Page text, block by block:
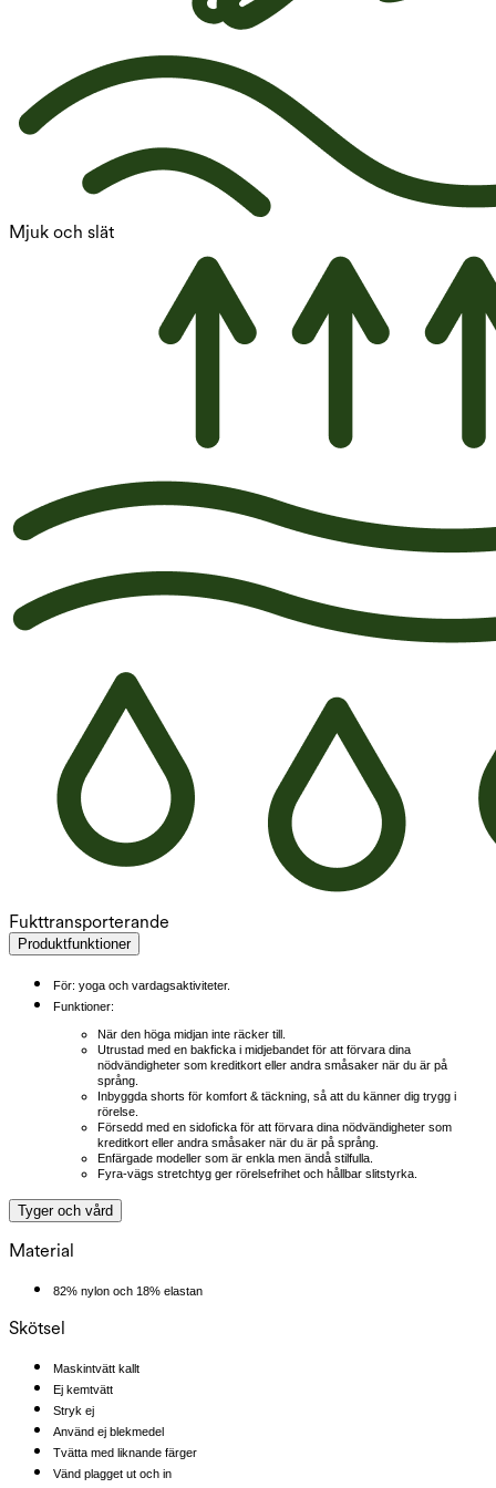
Mjuk och slät
Fukttransporterande
Produktfunktioner
För: yoga och vardagsaktiviteter.
Funktioner:
När den höga midjan inte räcker till.
Utrustad med en bakficka i midjebandet för att förvara dina
nödvändigheter som kreditkort eller andra småsaker när du är på
språng.
Inbyggda shorts för komfort & täckning, så att du känner dig trygg i
rörelse.
Försedd med en sidoficka för att förvara dina nödvändigheter som
kreditkort eller andra småsaker när du är på språng.
Enfärgade modeller som är enkla men ändå stilfulla.
Fyra-vägs stretchtyg ger rörelsefrihet och hållbar slitstyrka.
Tyger och vård
Material
82% nylon och 18% elastan
Skötsel
Maskintvätt kallt
Ej kemtvätt
Stryk ej
Använd ej blekmedel
Tvätta med liknande färger
Vänd plagget ut och in